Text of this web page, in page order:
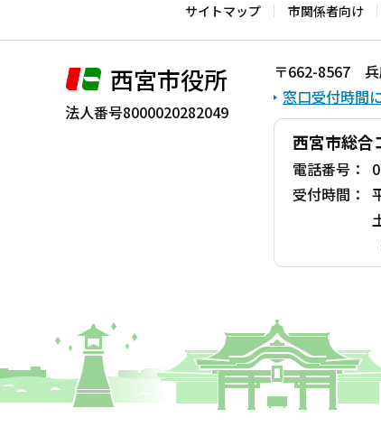
サイトマップ 市関係者向け
西宮市役所
法人番号8000020282049
〒662-8567 兵
窓口受付時間
西宮市総合
電話番号：
受付時間：